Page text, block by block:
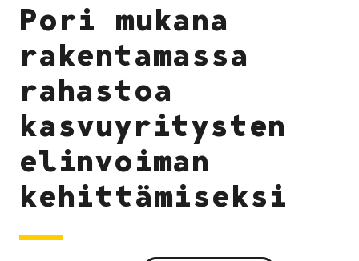
Pori mukana
rakentamassa
rahastoa
kasvuyritysten
elinvoiman
kehittämiseksi